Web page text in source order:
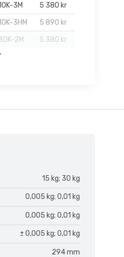
3M
5 380 kr
3HM
5 890 kr
2M 5 380 kr
15 kg; 30 kg
0,005 kg; 0,01 kg
0,005 kg; 0,01 kg
± 0,005 kg; 0,01 kg
294 mm